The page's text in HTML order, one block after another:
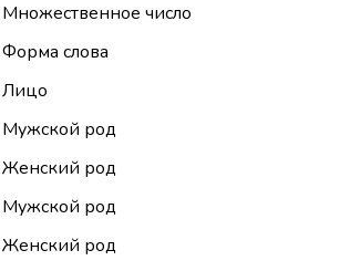
Множественное число
Форма слова
Лицо
Мужской род
Женский род
Мужской род
Женский род